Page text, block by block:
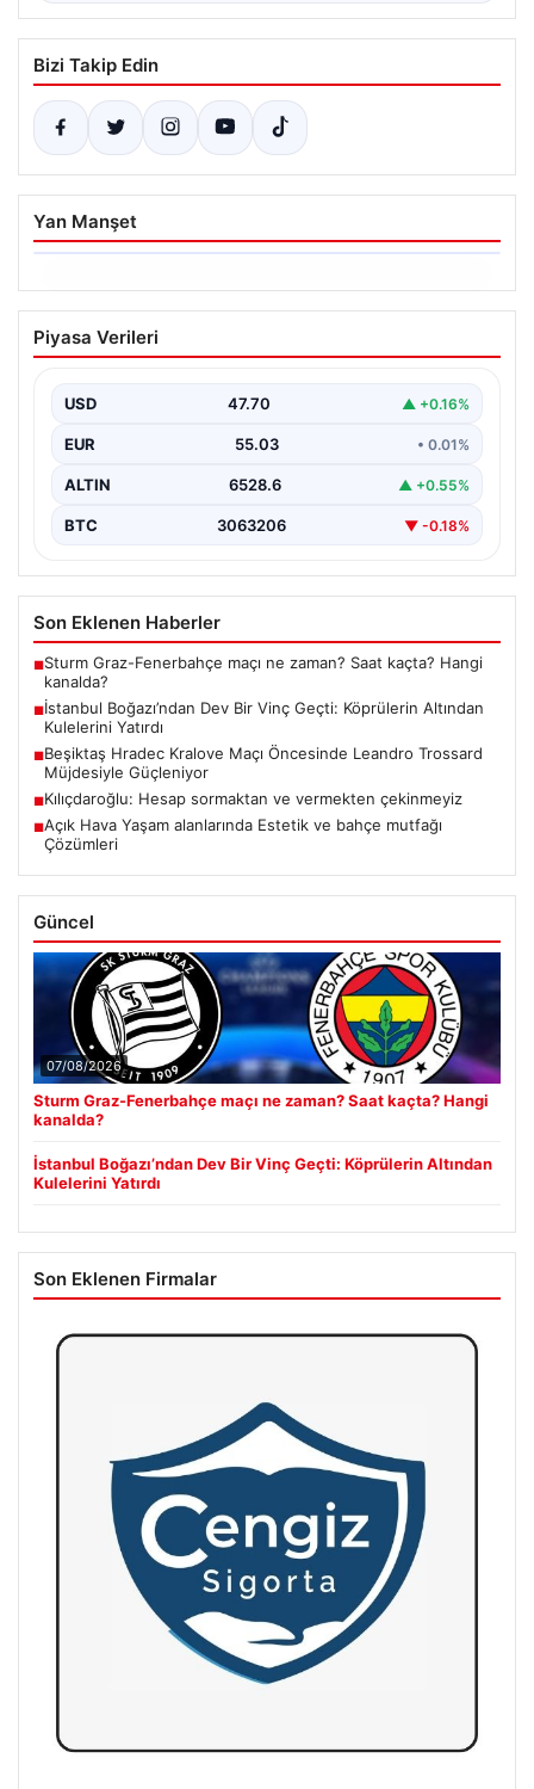
Bizi Takip Edin
Yan Manşet
06.08.2026
İstanbul Boğazı’ndan Dev Bir Vinç
Geçti: Köprülerin Altından Kulelerini
İstanbul Boğazı’nda eşsiz bir görüntüye sahne olan bu
Piyasa Verileri
USD 47.70 ▲ +0.16%
EUR 55.03 • 0.01%
ALTIN 6528.6 ▲ +0.55%
BTC 3063206 ▼ -0.18%
Son Eklenen Haberler
■Sturm Graz-Fenerbahçe maçı ne zaman? Saat kaçta? Hangi
kanalda?
■İstanbul Boğazı’ndan Dev Bir Vinç Geçti: Köprülerin Altından
Kulelerini Yatırdı
■Beşiktaş Hradec Kralove Maçı Öncesinde Leandro Trossard
Müjdesiyle Güçleniyor
■Kılıçdaroğlu: Hesap sormaktan ve vermekten çekinmeyiz
■Açık Hava Yaşam alanlarında Estetik ve bahçe mutfağı
Çözümleri
Güncel
07/08/2026
Sturm Graz-Fenerbahçe maçı ne zaman? Saat kaçta? Hangi
kanalda?
İstanbul Boğazı’ndan Dev Bir Vinç Geçti: Köprülerin Altından
Kulelerini Yatırdı
Son Eklenen Firmalar